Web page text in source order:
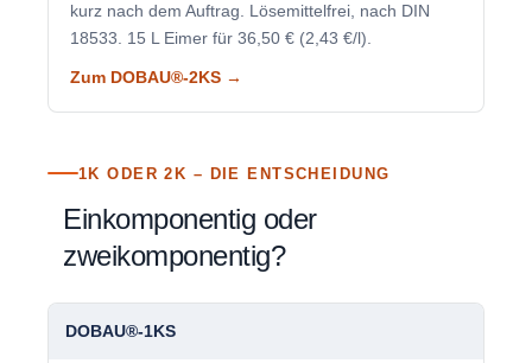
kurz nach dem Auftrag. Lösemittelfrei, nach DIN
18533. 15 L Eimer für 36,50 € (2,43 €/l).
Zum DOBAU®-2KS →
1K ODER 2K – DIE ENTSCHEIDUNG
Einkomponentig oder
zweikomponentig?
DOBAU®-1KS